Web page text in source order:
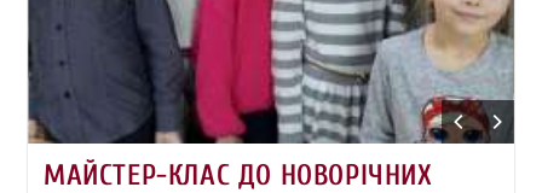
МАЙСТЕР-КЛАС ДО НОВОРІЧНИХ